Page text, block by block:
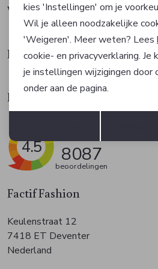
Factif Fashion
Keulenstraat 12
7418 ET Deventer
Nederland
Waarom Factif?
Klantenservice
Klantbeoordelingen
4.5 8087
beoordelingen
Terug
kies 'Instellingen' om je
Wil je alleen noodzakelijke
'Weigeren'. Meer weten? Lees
cookie- en privacyverklaring.
je instellingen wijzigingen door
onder aan de pagina.